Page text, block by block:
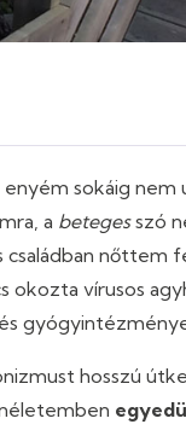
enyém sokáig nem
a betegesszó
nőttem
vírusos
hosszú